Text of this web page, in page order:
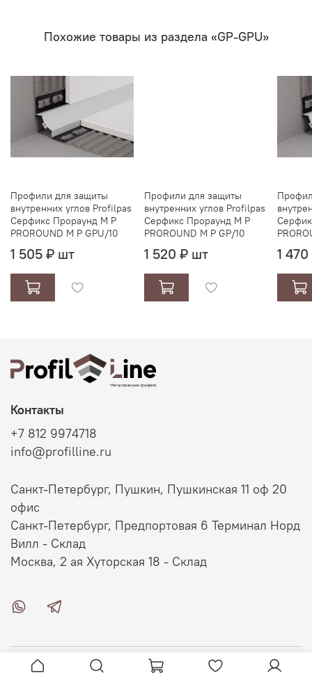
RAL 7035 - Светло-
Похожие товары из раздела «GP-GPU»
Профили для защиты
внутренних углов Profilpas
Серфикс Прораунд М Р
PROROUND M P GPU/10
1 505 ₽ шт
Профили для защиты
внутренних углов Profilpas
Серфикс Прораунд М Р
PROROUND M P GP/10
1 520 ₽ шт 1
О магазине
Контакты
+7 812 9974718
info@profilline.ru
Санкт-Петербург, Пушкин, Пушкинская 11 оф 20
офис
Санкт-Петербург, Предпортовая 6 Терминал Норд
Вилл - Склад
Москва, 2 ая Хуторская 18 - Склад